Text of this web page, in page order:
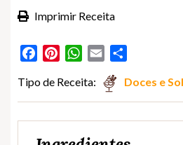
Imprimir Receita
FacebookPinterestWhatsApp
Email
Tipo de Receita: Doces e